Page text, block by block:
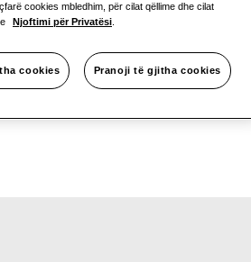
cookies mbledhim, për cilat qëllime dhe cilat
Njoftimi për Privatësi
cookies Pranoji të gjitha cookies